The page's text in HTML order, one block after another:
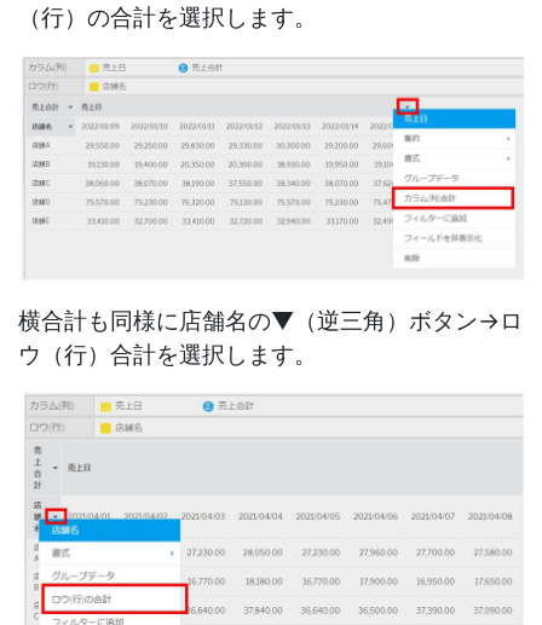
（行）の合計を選択します。
横合計も同様に店舗名の▼（逆三角）ボタン→ロ
ウ（行）合計を選択します。